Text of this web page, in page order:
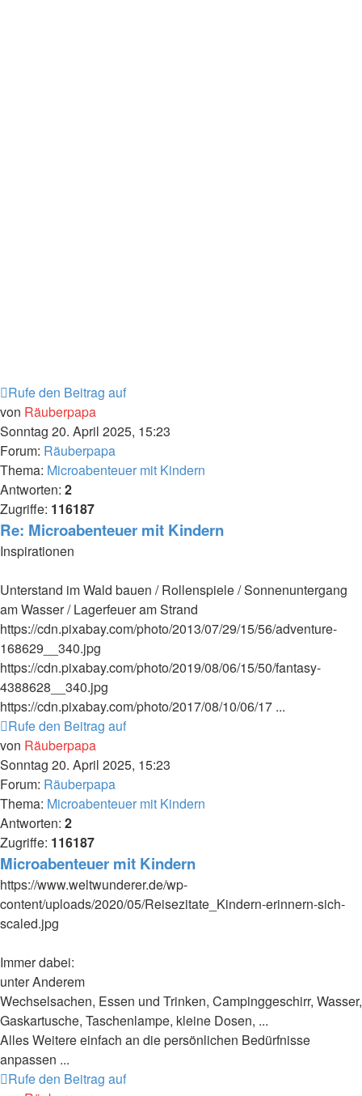
Rufe den Beitrag auf
von Räuberpapa
Sonntag 20. April 2025, 15:23
Forum: Räuberpapa
Thema: Microabenteuer mit Kindern
Antworten: 2
Zugriffe: 116187
Re: Microabenteuer mit Kindern
Inspirationen
Unterstand im Wald bauen / Rollenspiele / Sonnenuntergang
am Wasser / Lagerfeuer am Strand
https://cdn.pixabay.com/photo/2013/07/29/15/56/adventure-
168629__340.jpg
https://cdn.pixabay.com/photo/2019/08/06/15/50/fantasy-
4388628__340.jpg
https://cdn.pixabay.com/photo/2017/08/10/06/17 ...
Rufe den Beitrag auf
von Räuberpapa
Sonntag 20. April 2025, 15:23
Forum: Räuberpapa
Thema: Microabenteuer mit Kindern
Antworten: 2
Zugriffe: 116187
Microabenteuer mit Kindern
https://www.weltwunderer.de/wp-
content/uploads/2020/05/Reisezitate_Kindern-erinnern-sich-
scaled.jpg
Immer dabei:
unter Anderem
Wechselsachen, Essen und Trinken, Campinggeschirr, Wasser,
Gaskartusche, Taschenlampe, kleine Dosen, ...
Alles Weitere einfach an die persönlichen Bedürfnisse
anpassen ...
Rufe den Beitrag auf